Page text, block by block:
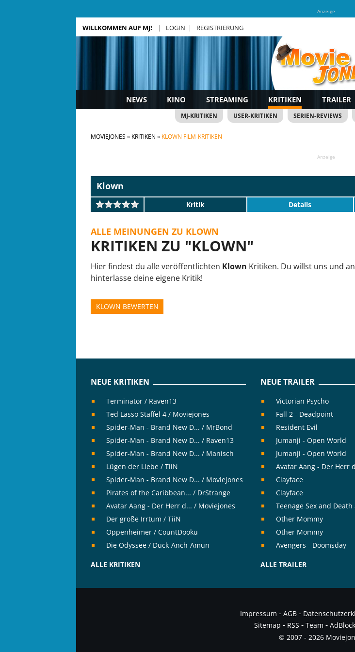
Anzeige
WILLKOMMEN AUF MJ! LOGIN REGISTRIERUNG
NEWS KINO STREAMING KRITIKEN TRAILER
MJ-KRITIKEN USER-KRITIKEN SERIEN-REVIEWS
MOVIEJONES KRITIKEN KLOWN FILM-KRITIKEN
Anzeige
Klown
Kritik Details
ALLE MEINUNGEN ZU KLOWN
KRITIKEN ZU "KLOWN"
Hier findest du alle veröffentlichten Klown Kritiken. Du willst uns und
hinterlasse deine eigene Kritik!
KLOWN BEWERTEN
NEUE KRITIKEN
Terminator / Raven13
Ted Lasso Staffel 4 / Moviejones
Spider-Man - Brand New D... / MrBond
Spider-Man - Brand New D... / Raven13
Spider-Man - Brand New D... / Manisch
Lügen der Liebe / TiiN
Spider-Man - Brand New D... / Moviejones
Pirates of the Caribbean... / DrStrange
Avatar Aang - Der Herr d... / Moviejones
Der große Irrtum / TiiN
Oppenheimer / CountDooku
Die Odyssee / Duck-Anch-Amun
ALLE KRITIKEN
NEUE TRAILER
Victorian Psycho
Fall 2 - Deadpoint
Resident Evil
Jumanji - Open World
Jumanji - Open World
Avatar Aang - Der Herr
Clayface
Clayface
Teenage Sex and Death
Other Mommy
Other Mommy
Avengers - Doomsday
ALLE TRAILER
Impressum - AGB -
Sitemap - RSS - Team -
© 2007 - 2026